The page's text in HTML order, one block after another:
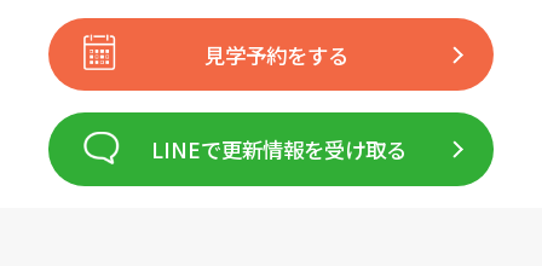
見学予約をする
LINEで更新情報を受け取る